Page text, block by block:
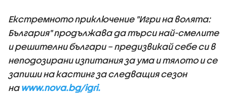
Екстремното приключение "Игри на волята:
България" продължава да търси най-смелите
и решителни българи – предизвикай себе си в
неподозирани изпитания за ума и тялото и се
запиши на кастинг за следващия сезон
на www.nova.bg/igri.